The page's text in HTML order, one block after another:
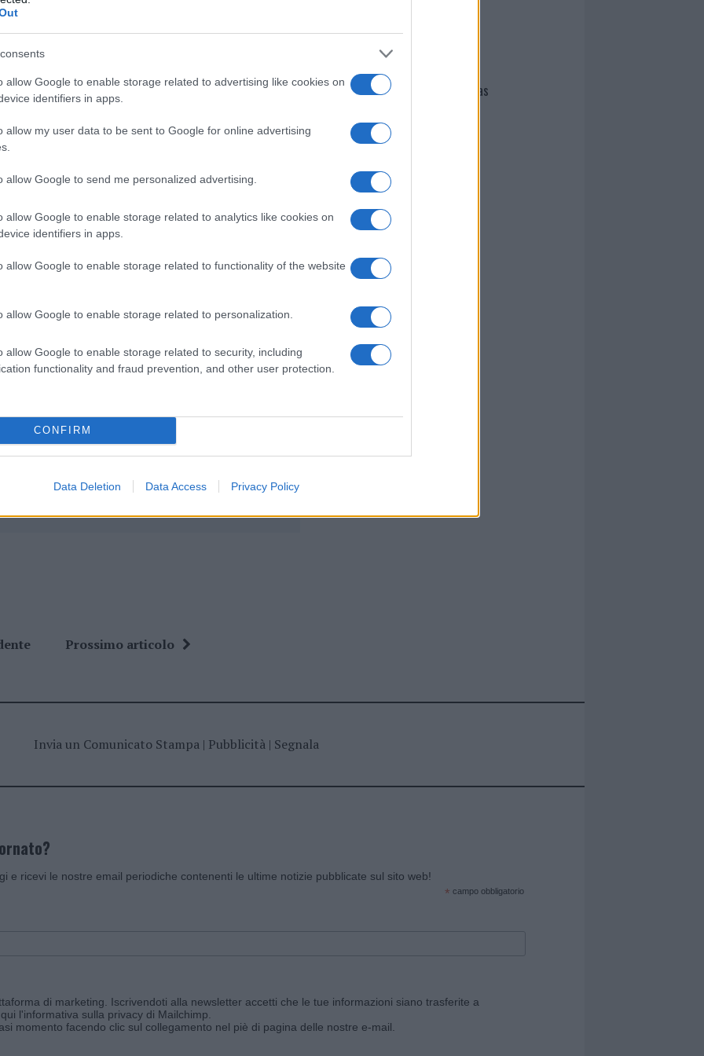
allow Google to enable storage related to advertising like cookies on
identifiers in apps.
allow my user data to be sent to Google for online advertising
allow Google to send me personalized advertising.
allow Google to enable storage related to analytics like cookies on
identifiers in apps.
allow Google to enable storage related to functionality of the website
allow Google to enable storage related to personalization.
allow Google to enable storage related to security, including
functionality and fraud prevention, and other user protection.
CONFIRM
Data Deletion Data Access Privacy Policy
nella sezione
Tempio Pausania
Consulta Giovani Tempio
i tuoi video e le tue foto
+39 345 356 7512
di GalluraOggi.it
news daGoogle News
Prossimo articolo
Giovannimaria Cabras
Invia un Comunicato Stampa| Pubblicità| Segnala
e ricevi le nostre email periodiche contenenti le ultime notizie pubblicate sul sito web!
* campo obbligatorio
di marketing. Iscrivendoti alla newsletter accetti che le tue informazioni siano trasferite a
l'informativa sulla privacy di Mailchimp
momento facendo clic sul collegamento nel piè di pagina delle nostre e-mail.